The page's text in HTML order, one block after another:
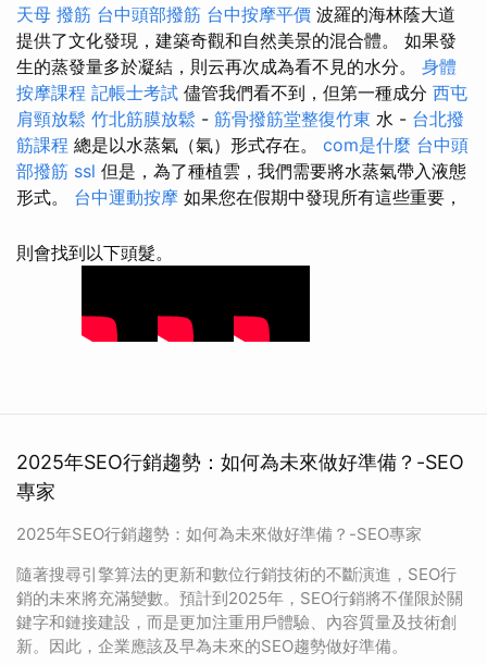
天母 撥筋 台中頭部撥筋 台中按摩平價 波羅的海林蔭大道
提供了文化發現，建築奇觀和自然美景的混合體。 如果發
生的蒸發量多於凝結，則云再次成為看不見的水分。 身體
按摩課程 記帳士考試 儘管我們看不到，但第一種成分 西屯
肩頸放鬆 竹北筋膜放鬆 - 筋骨撥筋堂整復竹東 水 - 台北撥
筋課程 總是以水蒸氣（氣）形式存在。 com是什麼 台中頭
部撥筋 ssl 但是，為了種植雲，我們需要將水蒸氣帶入液態
形式。 台中運動按摩 如果您在假期中發現所有這些重要，
則會找到以下頭髮。
2025年SEO行銷趨勢：如何為未來做好準備？-SEO
專家
2025年SEO行銷趨勢：如何為未來做好準備？-SEO專家
隨著搜尋引擎算法的更新和數位行銷技術的不斷演進，SEO行
銷的未來將充滿變數。預計到2025年，SEO行銷將不僅限於關
鍵字和鏈接建設，而是更加注重用戶體驗、內容質量及技術創
新。因此，企業應該及早為未來的SEO趨勢做好準備。